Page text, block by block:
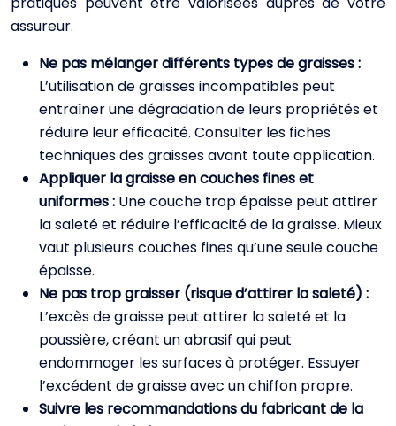
assureur.
Ne pas mélanger différents types de graisses :
L’utilisation de graisses incompatibles peut
entraîner une dégradation de leurs propriétés et
réduire leur efficacité. Consulter les fiches
techniques des graisses avant toute application.
Appliquer la graisse en couches fines et
uniformes : Une couche trop épaisse peut attirer
la saleté et réduire l’efficacité de la graisse. Mieux
vaut plusieurs couches fines qu’une seule couche
épaisse.
Ne pas trop graisser (risque d’attirer la saleté) :
L’excès de graisse peut attirer la saleté et la
poussière, créant un abrasif qui peut
endommager les surfaces à protéger. Essuyer
l’excédent de graisse avec un chiffon propre.
Suivre les recommandations du fabricant de la